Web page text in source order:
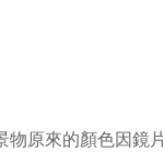
原來的顏色因鏡